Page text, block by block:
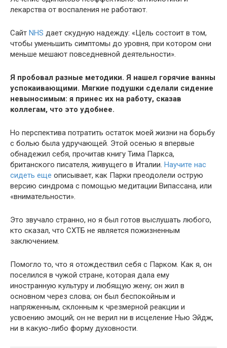
лекарства от воспаления не работают.
Сайт NHS дает скудную надежду: «Цель состоит в том,
чтобы уменьшить симптомы до уровня, при котором они
меньше мешают повседневной деятельности».
Я пробовал разные методики. Я нашел горячие ванны
успокаивающими. Мягкие подушки сделали сидение
невыносимым: я принес их на работу, сказав
коллегам, что это удобнее.
Но перспектива потратить остаток моей жизни на борьбу
с болью была удручающей. Этой осенью я впервые
обнадежил себя, прочитав книгу Тима Паркса,
британского писателя, живущего в Италии. Научите нас
сидеть еще описывает, как Парки преодолели острую
версию синдрома с помощью медитации Випассана, или
«внимательности».
Это звучало странно, но я был готов выслушать любого,
кто сказал, что СХТБ не является пожизненным
заключением.
Помогло то, что я отождествил себя с Парком. Как я, он
поселился в чужой стране, которая дала ему
иностранную культуру и любящую жену; он жил в
основном через слова; он был беспокойным и
напряженным, склонным к чрезмерной реакции и
усвоению эмоций; он не верил ни в исцеление Нью Эйдж,
ни в какую-либо форму духовности.